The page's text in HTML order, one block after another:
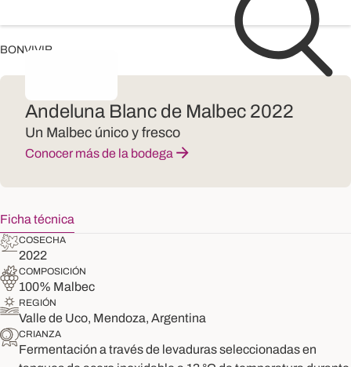
BONVIVIR
Andeluna Blanc de Malbec 2022
Un Malbec único y fresco
Conocer más de la bodega
Ficha técnica
COSECHA
2022
COMPOSICIÓN
100% Malbec
REGIÓN
Valle de Uco, Mendoza, Argentina
CRIANZA
Fermentación a través de levaduras seleccionadas en